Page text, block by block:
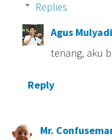
Replies
Agus Mulyadi
tenang, aku
Reply
Mr.